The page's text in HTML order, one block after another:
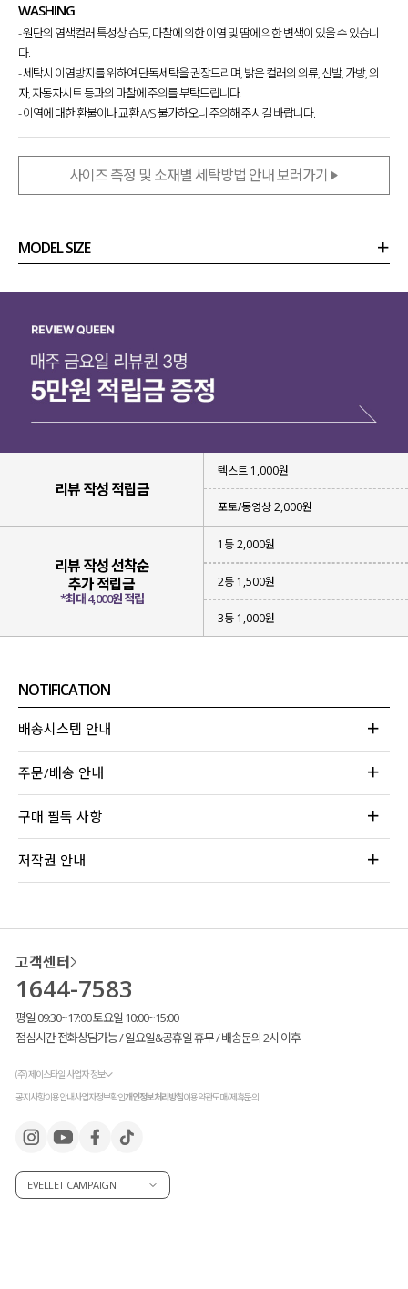
WASHING
- 원단의 염색컬러 특성상 습도, 마찰에 의한 이염 및 땀에 의한 변색이 있을 수 있습니
다.
- 세탁시 이염방지를 위하여 단독세탁을 권장드리며, 밝은 컬러의 의류, 신발, 가방, 의
자, 자동차시트 등과의 마찰에 주의를 부탁드립니다.
- 이염에 대한 환불이나 교환 A/S 불가하오니 주의해 주시길 바랍니다.
사이즈 측정 및 소재별 세탁방법 안내 보러가기
MODEL SIZE
리뷰 작성 적립금
텍스트 1,000원
포토/동영상 2,000원
리뷰 작성 선착순
추가 적립금
*최대 4,000원 적립
1등 2,000원
2등 1,500원
3등 1,000원
NOTIFICATION
배송시스템 안내
주문/배송 안내
구매 필독 사항
저작권 안내
고객센터
1644-7583
평일 09:30~17:00 토요일 10:00~15:00
점심시간 전화상담가능 / 일요일&공휴일 휴무 / 배송문의 2시 이후
(주) 제이스타일 사업자 정보
공지사항이용안내사업자정보확인개인정보처리방침이용약관도매/제휴문의
EVELLET CAMPAIGN